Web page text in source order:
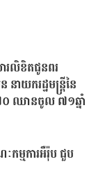
រលិខិតជូនពរ
យករដ្ឋមន្ត្រីនៃ
៧០ ឈានចូល ៧១ឆ្នាំ
ម្មការអឺរ៉ុប ជួប